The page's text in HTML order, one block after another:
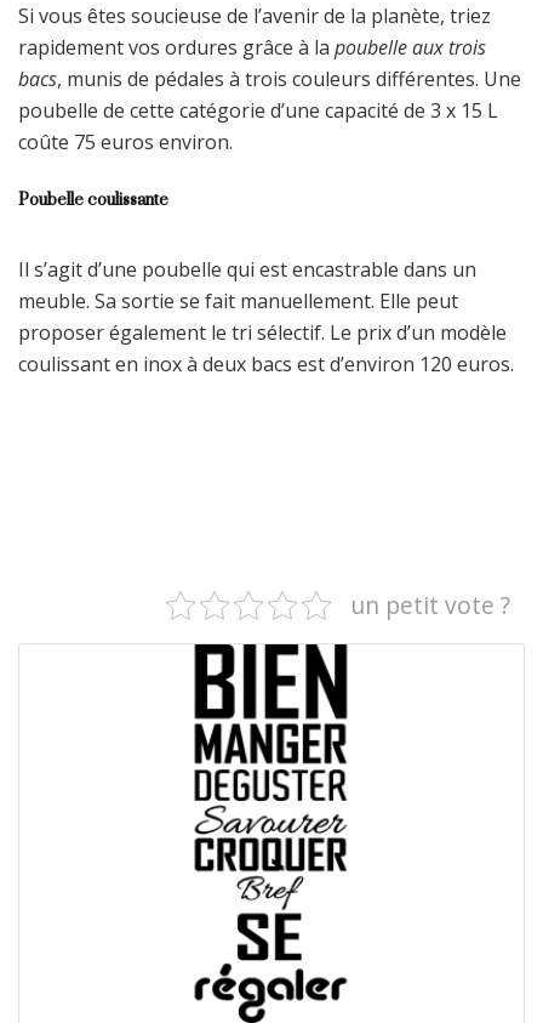
Si vous êtes soucieuse de l’avenir de la planète, triez
rapidement vos ordures grâce à la poubelle aux trois
bacs, munis de pédales à trois couleurs différentes. Une
poubelle de cette catégorie d’une capacité de 3 x 15 L
coûte 75 euros environ.
Poubelle coulissante
Il s’agit d’une poubelle qui est encastrable dans un
meuble. Sa sortie se fait manuellement. Elle peut
proposer également le tri sélectif. Le prix d’un modèle
coulissant en inox à deux bacs est d’environ 120 euros.
un petit vote ?